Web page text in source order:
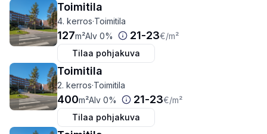
Toimitila
4. kerros·Toimitila
127m²Alv 0% 21-23€/m²
Tilaa pohjakuva
Toimitila
2. kerros·Toimitila
400m²Alv 0% 21-23€/m²
Tilaa pohjakuva